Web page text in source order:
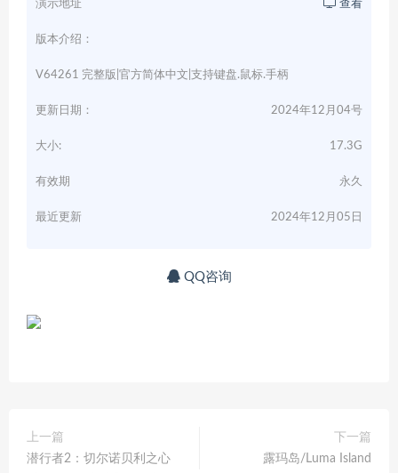
演示地址 查看
版本介绍：
V64261 完整版|官方简体中文|支持键盘.鼠标.手柄
更新日期： 2024年12月04号
大小: 17.3G
有效期 永久
最近更新 2024年12月05日
QQ咨询
上一篇
潜行者2：切尔诺贝利之心
下一篇
露玛岛/Luma Island